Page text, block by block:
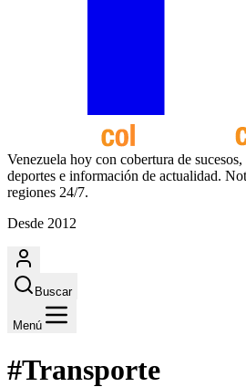
Venezuela hoy con cobertura de
deportes e información de actualidad.
regiones 24/7.
Desde 2012
Buscar
Menú
#Transporte